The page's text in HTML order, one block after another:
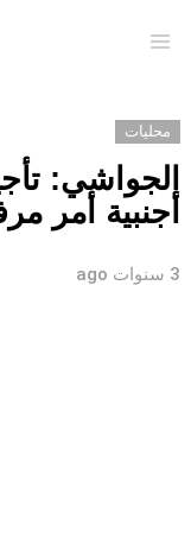
محليات
الجواشي:
أجنبية أمر
3 سنوات ago